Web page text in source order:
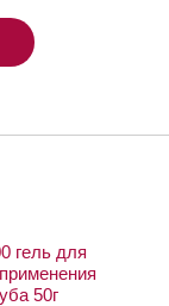
гель для
50г